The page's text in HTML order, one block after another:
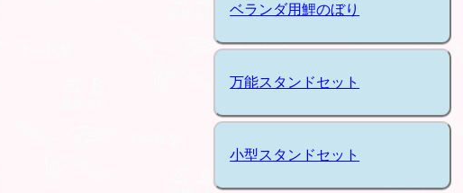
ベランダ用鯉のぼり
万能スタンドセット
小型スタンドセット